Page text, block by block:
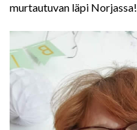
murtautuvan läpi Norjassa!